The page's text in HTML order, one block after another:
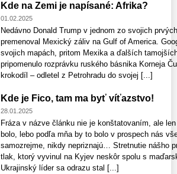
Kde na Zemi je napísané: Afrika?
01.02.2025
Nedávno Donald Trump v jednom zo svojich
premenoval Mexický záliv na Gulf of America.
svojich mapách, pritom Mexika a ďalších
pripomenulo rozprávku ruského básnika Korneja
krokodíl – odletel z Petrohradu do svojej [...]
Kde je Fico, tam ma byť víťazstvo!
28.01.2025
Fráza v názve článku nie je konštatovaním, ale
bolo, lebo podľa mňa by to bolo v prospech nás
samozrejme, nikdy nepriznajú… Stretnutie nášho
tlak, ktorý vyvinul na Kyjev neskôr spolu s
Ukrajinský líder sa odrazu stal [...]